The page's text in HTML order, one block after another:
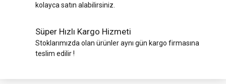
kolayca satın alabilirsiniz.
Süper Hızlı Kargo Hizmeti
Stoklarımızda olan ürünler aynı gün kargo firmasına
teslim edilir !